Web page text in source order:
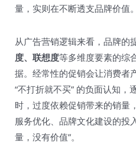
量，实则在不断透支品牌价值。​
从广告营销逻辑来看，品牌的
度、联想度等多维度要素的综
据。经常性的促销会让消费者
“不打折就不买” 的负面认知，
时，过度依赖促销带来的销量
服务优化、品牌文化建设的投
量，没有价值”。​